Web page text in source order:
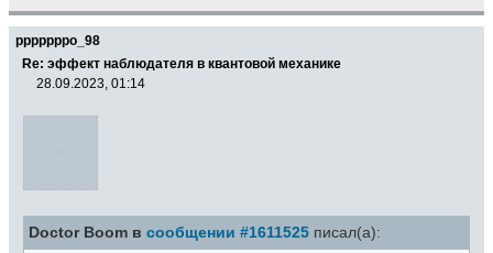
pppppppo_98
Re: эффект наблюдателя в квантовой механике
28.09.2023, 01:14
Doctor Boom в сообщении #1611525 писал(а):